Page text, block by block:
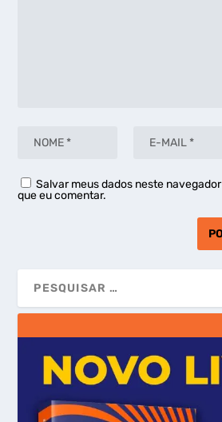
Salvar meus dados neste
que eu comentar.